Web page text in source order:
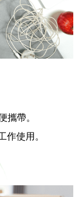
攜帶。
作使用。